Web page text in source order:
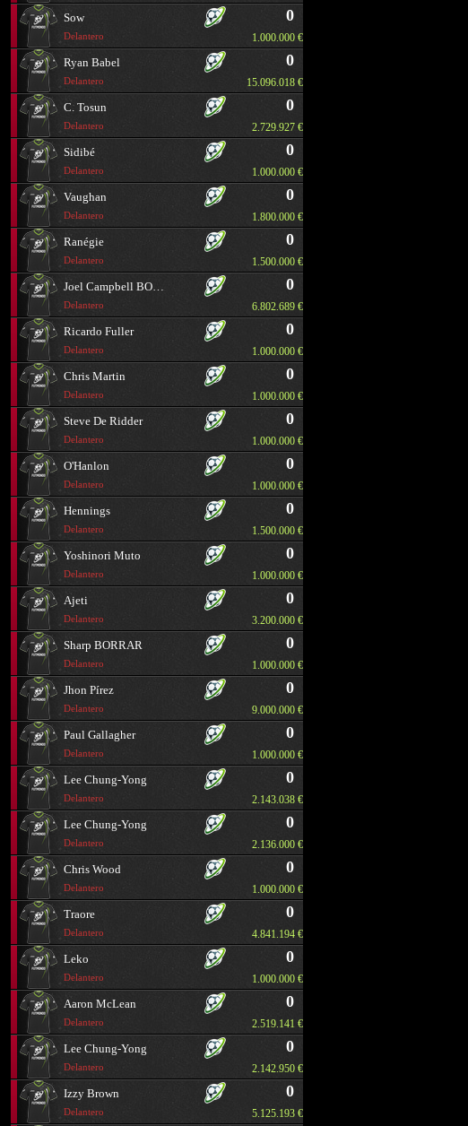
Sow
Delantero
0
1.000.000 €
Ryan Babel
Delantero
0
15.096.018 €
C. Tosun
Delantero
0
2.729.927 €
Sidibé
Delantero
0
1.000.000 €
Vaughan
Delantero
0
1.800.000 €
Ranégie
Delantero
0
1.500.000 €
Joel Campbell BORRAR
Delantero
0
6.802.689 €
Ricardo Fuller
Delantero
0
1.000.000 €
Chris Martin
Delantero
0
1.000.000 €
Steve De Ridder
Delantero
0
1.000.000 €
O'Hanlon
Delantero
0
1.000.000 €
Hennings
Delantero
0
1.500.000 €
Yoshinori Muto
Delantero
0
1.000.000 €
Ajeti
Delantero
0
3.200.000 €
Sharp BORRAR
Delantero
0
1.000.000 €
Jhon Pírez
Delantero
0
9.000.000 €
Paul Gallagher
Delantero
0
1.000.000 €
Lee Chung-Yong
Delantero
0
2.143.038 €
Lee Chung-Yong
Delantero
0
2.136.000 €
Chris Wood
Delantero
0
1.000.000 €
Traore
Delantero
0
4.841.194 €
Leko
Delantero
0
1.000.000 €
Aaron McLean
Delantero
0
2.519.141 €
Lee Chung-Yong
Delantero
0
2.142.950 €
Izzy Brown
Delantero
0
5.125.193 €